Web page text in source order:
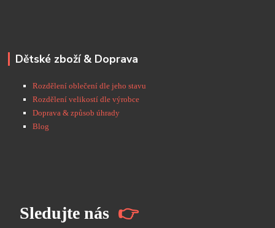
Dětské zboží & Doprava
Rozdělení oblečení dle jeho stavu
Rozdělení velikostí dle výrobce
Doprava & způsob úhrady
Blog
Sledujte nás 👉